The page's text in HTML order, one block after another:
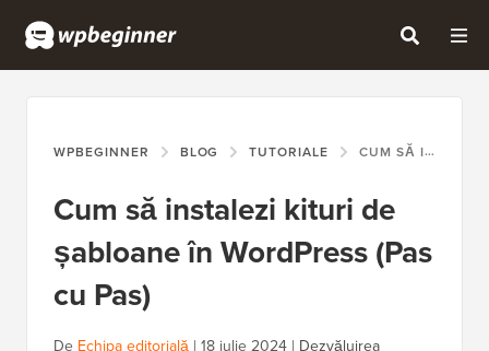
WPBEGINNER BLOG TUTORIALE CUM SĂ INSTALEZI KITURI DE ȘABLOANE ÎN WORDPRESS (PAS CU PAS)
Cum să instalezi kituri de
șabloane în WordPress (Pas
cu Pas)
De Echipa editorială | 18 iulie 2024 | Dezvăluirea